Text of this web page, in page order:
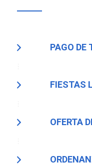
PAGO DE
FIESTAS
OFERTA